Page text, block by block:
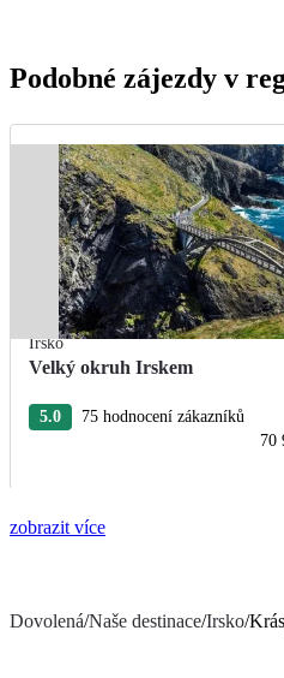
Podobné zájezdy v
Irsko
Velký okruh Irskem
5.0
75 hodnocení zákazníků
70
zobrazit více
Dovolená/Naše destinace/Irsko/